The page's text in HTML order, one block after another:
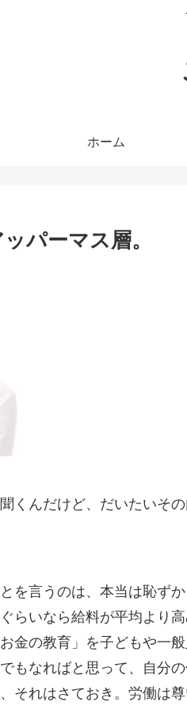
ホーム
パーマス層。
くんだけど、だいたいそ
を言うのは、本当は恥ず
らいなら給料が平均より
金の教育」を子どもや一
もなればと思って、自分
それはさておき。労働は